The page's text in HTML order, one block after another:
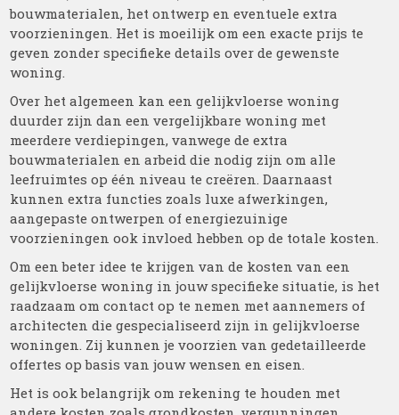
bouwmaterialen, het ontwerp en eventuele extra
voorzieningen. Het is moeilijk om een exacte prijs te
geven zonder specifieke details over de gewenste
woning.
Over het algemeen kan een gelijkvloerse woning
duurder zijn dan een vergelijkbare woning met
meerdere verdiepingen, vanwege de extra
bouwmaterialen en arbeid die nodig zijn om alle
leefruimtes op één niveau te creëren. Daarnaast
kunnen extra functies zoals luxe afwerkingen,
aangepaste ontwerpen of energiezuinige
voorzieningen ook invloed hebben op de totale kosten.
Om een beter idee te krijgen van de kosten van een
gelijkvloerse woning in jouw specifieke situatie, is het
raadzaam om contact op te nemen met aannemers of
architecten die gespecialiseerd zijn in gelijkvloerse
woningen. Zij kunnen je voorzien van gedetailleerde
offertes op basis van jouw wensen en eisen.
Het is ook belangrijk om rekening te houden met